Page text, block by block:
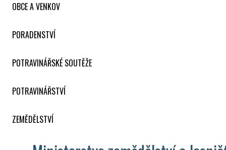
OBCE A VENKOV
PORADENSTVÍ
POTRAVINÁŘSKÉ SOUTĚŽE
POTRAVINÁŘSTVÍ
ZEMĚDĚLSTVÍ